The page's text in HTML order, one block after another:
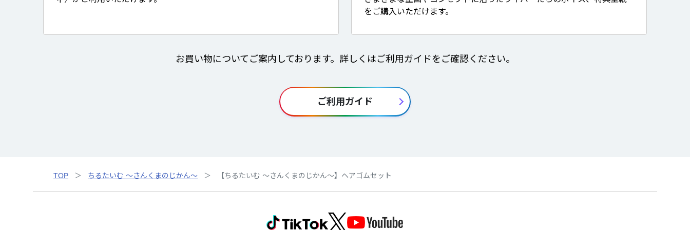
をご購入いただけます。
お買い物についてご案内しております。詳しくはご利用ガイドをご確認ください。
ご利用ガイド
TOP ちるたいむ ～さんくまのじかん～ 【ちるたいむ ～さんくまのじかん～】ヘアゴムセット